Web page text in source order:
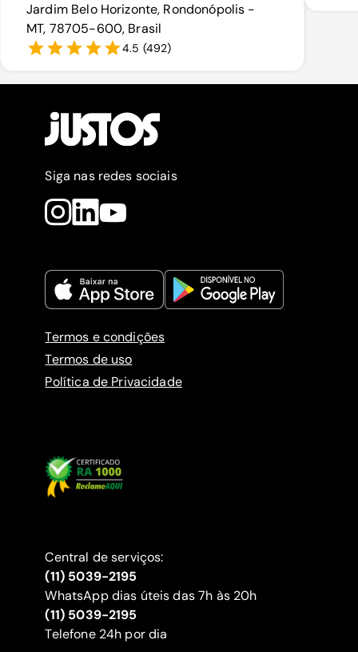
Jardim Belo Horizonte, Rondonópolis -
MT, 78705-600, Brasil
4.5 (492)
Siga nas redes sociais
Termos e condições
Termos de uso
Política de Privacidade
Central de serviços:
(11) 5039-2195
WhatsApp dias úteis das 7h às 20h
(11) 5039-2195
‍Telefone 24h por dia